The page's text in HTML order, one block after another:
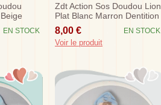
EN STOCK
Zdt Action Sos Doudou Lion
Plat Blanc Marron Dentition
8,00 € EN STOCK
Voir le produit